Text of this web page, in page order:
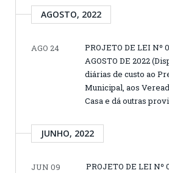
AGOSTO, 2022
AGO 24
PROJETO DE LEI Nº
AGOSTO DE 2022
diárias de custo ao
Municipal, aos
Casa e dá outras
JUNHO, 2022
JUN 09
PROJETO DE LEI